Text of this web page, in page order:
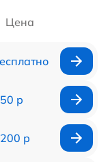
Цена
р
р